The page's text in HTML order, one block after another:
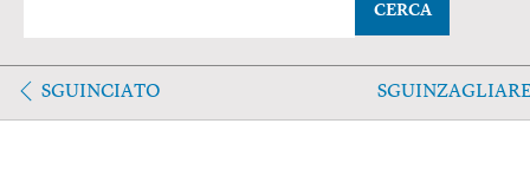
CERCA
SGUINCIATO